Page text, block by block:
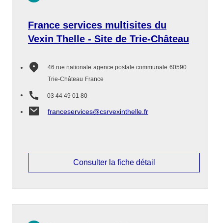
France services multisites du
Vexin Thelle - Site de Trie-Château
46 rue nationale agence postale communale 60590
Trie-Château France
03 44 49 01 80
franceservices@csrvexinthelle.fr
Consulter la fiche détail